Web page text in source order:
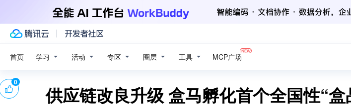
首页 学习 活动 专区 圈层 工具 MCP广场
供应链改良升级 盒马孵化首个全国性“盒
0